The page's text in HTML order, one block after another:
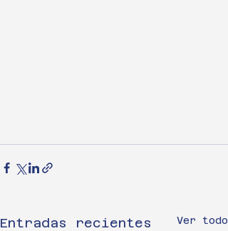
Entradas recientes Ver todo